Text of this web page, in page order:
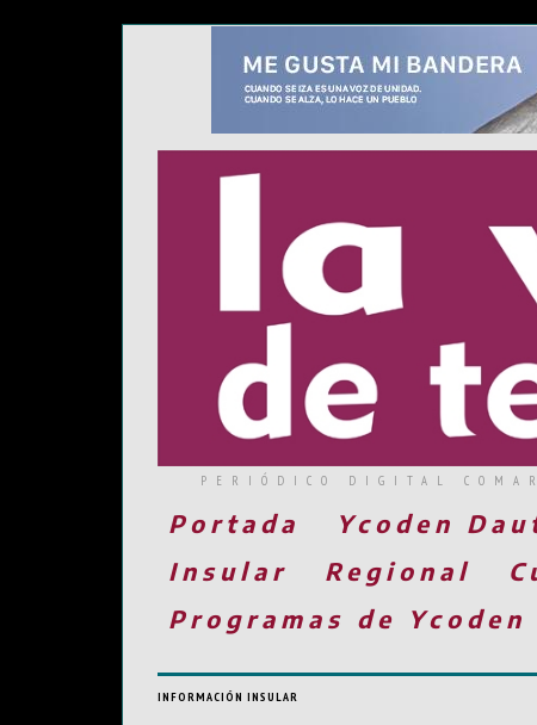
PERIÓDICO DIGITAL
Portada Ycoden
Insular
Regional
Programas de
INFORMACIÓN INSULAR